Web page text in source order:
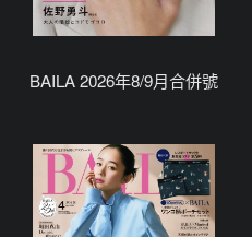
BAILA 2026年8/9月合併號